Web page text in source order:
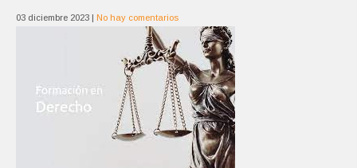
03 diciembre 2023 | No hay comentarios